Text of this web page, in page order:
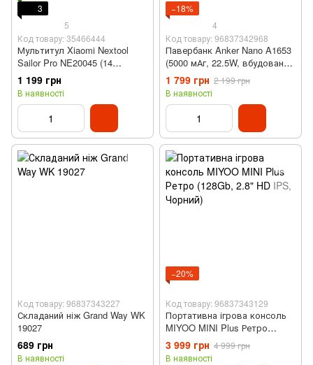
3
5
Код товару: 35466444
Мультитул Xiaomi Nextool
Sailor Pro NE20045 (14
інструментів, з бітами)
1 199 грн
В наявності
−18%
4
Код товару: 96837342968
Павербанк Anker Nano A1653
(5000 мАг, 22.5W, вбудований
USB-C, Білий)
1 799 грн 2 199 грн
В наявності
Код товару: 96837343227
Складаний ніж Grand Way WK
19027
689 грн
В наявності
−20%
Код товару: 96837343129
Портативна ігрова консоль
MIYOO MINI Plus Ретро
(128Gb, 2.8" HD IPS, Чорний)
3 999 грн 4 999 грн
В наявності